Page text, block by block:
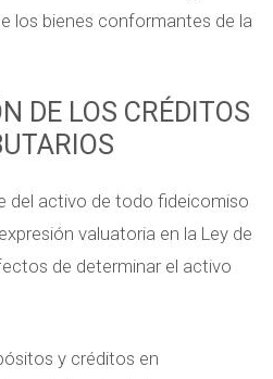
los bienes conformantes de la
del activo de todo fideicomiso
valuatoria en la Ley de
de determinar el activo
y créditos en